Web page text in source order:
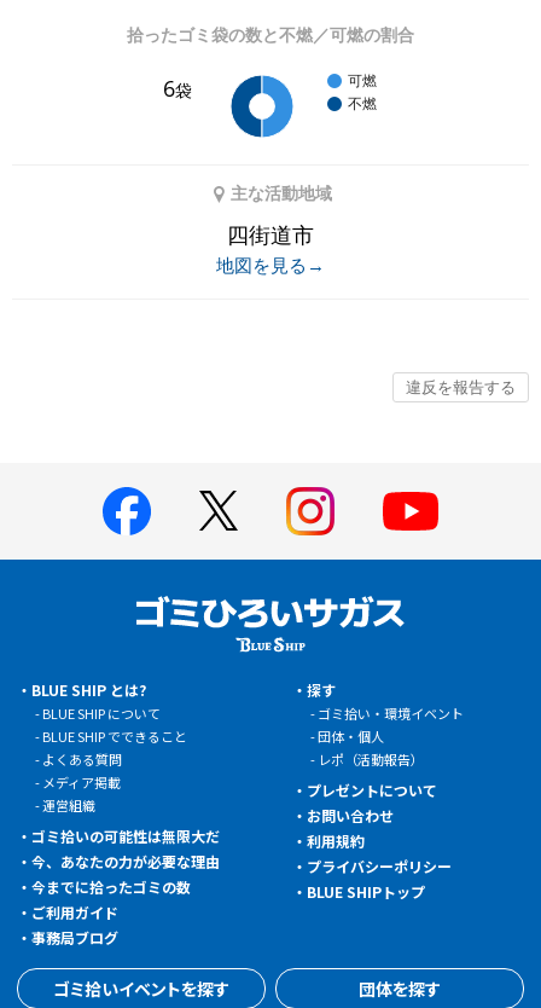
拾ったゴミ袋の数と不燃／可燃の割合
6袋
可燃
不燃
主な活動地域
四街道市
地図を見る→
BLUE SHIP とは?
BLUE SHIP について
BLUE SHIP でできること
よくある質問
メディア掲載
運営組織
ゴミ拾いの可能性は無限大だ
今、あなたの力が必要な理由
今までに拾ったゴミの数
ご利用ガイド
事務局ブログ
探す
ゴミ拾い・環境イベント
団体・個人
レポ（活動報告）
プレゼントについて
お問い合わせ
利用規約
プライバシーポリシー
BLUE SHIPトップ
ゴミ拾いイベントを探す 団体を探す